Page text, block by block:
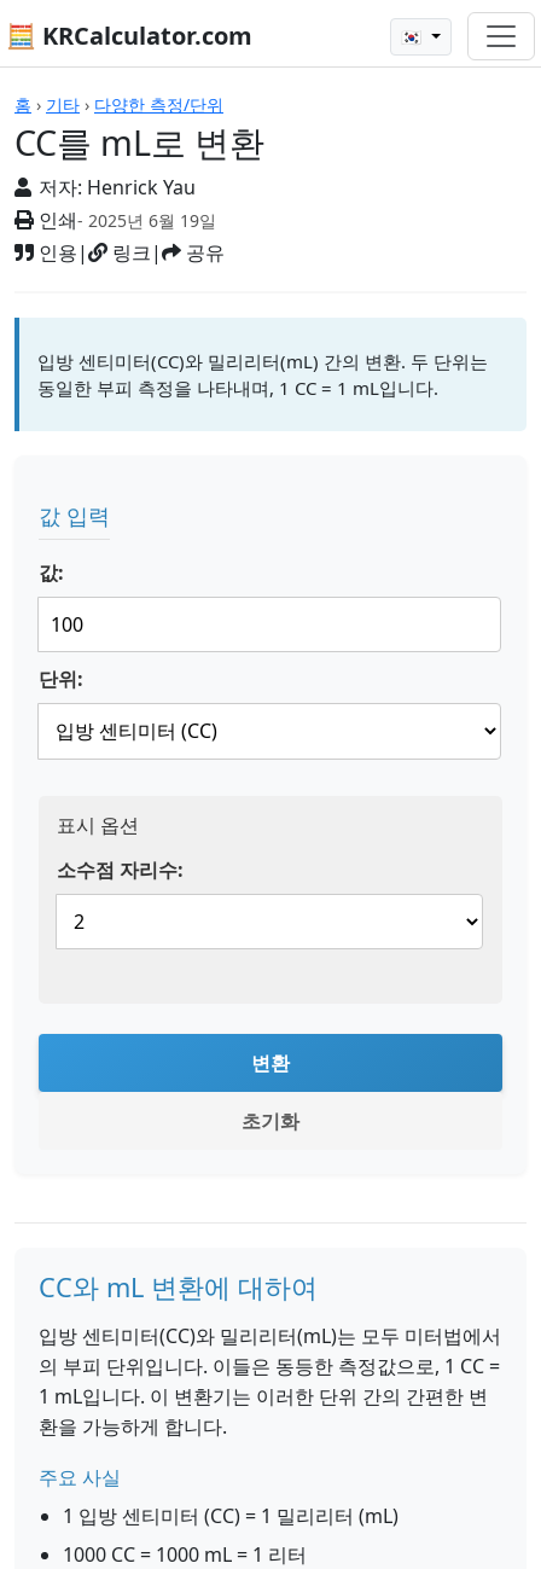
🧮 KRCalculator.com 🇰🇷
홈 › 기타 › 다양한 측정/단위
CC를 mL로 변환
저자: Henrick Yau
인쇄- 2025년 6월 19일
인용| 링크| 공유
계산기
입방 센티미터(CC)와 밀리리터(mL) 간의 변환. 두 단위는
동일한 부피 측정을 나타내며, 1 CC = 1 mL입니다.
값 입력
값:
단위:
표시 옵션
소수점 자리수:
변환
초기화
CC와 mL 변환에 대하여
입방 센티미터(CC)와 밀리리터(mL)는 모두 미터법에서
의 부피 단위입니다. 이들은 동등한 측정값으로, 1 CC =
1 mL입니다. 이 변환기는 이러한 단위 간의 간편한 변
환을 가능하게 합니다.
주요 사실
1 입방 센티미터 (CC) = 1 밀리리터 (mL)
1000 CC = 1000 mL = 1 리터